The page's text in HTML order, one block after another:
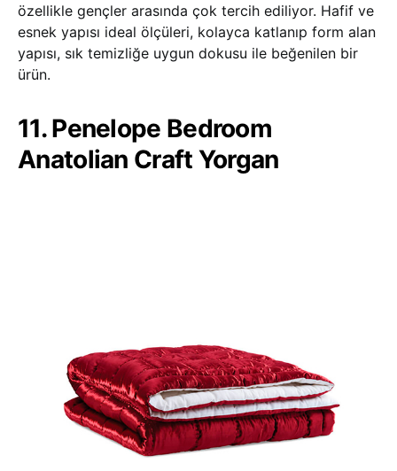
özellikle gençler arasında çok tercih ediliyor. Hafif ve
esnek yapısı ideal ölçüleri, kolayca katlanıp form alan
yapısı, sık temizliğe uygun dokusu ile beğenilen bir
ürün.
11. Penelope Bedroom
Anatolian Craft Yorgan